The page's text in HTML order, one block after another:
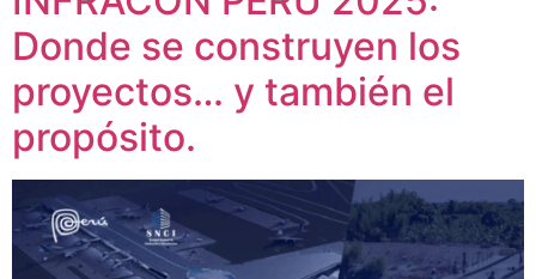
Donde se construyen los
proyectos… y también el
propósito.